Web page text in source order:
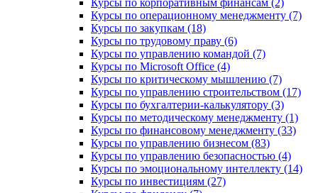
Курсы по корпоративным финансам (2)
Курсы по операционному менеджменту (7)
Курсы по закупкам (18)
Курсы по трудовому праву (6)
Курсы по управлению командой (7)
Курсы по Microsoft Office (4)
Курсы по критическому мышлению (7)
Курсы по управлению строительством (17)
Курсы по бухгалтерии-калькулятору (3)
Курсы по методическому менеджменту (1)
Курсы по финансовому менеджменту (33)
Курсы по управлению бизнесом (83)
Курсы по управлению безопасностью (4)
Курсы по эмоциональному интеллекту (14)
Курсы по инвестициям (27)